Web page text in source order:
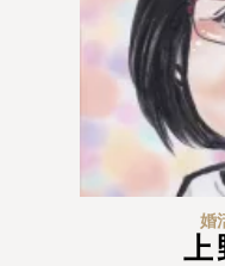
親御様から始める婚活
婚
上